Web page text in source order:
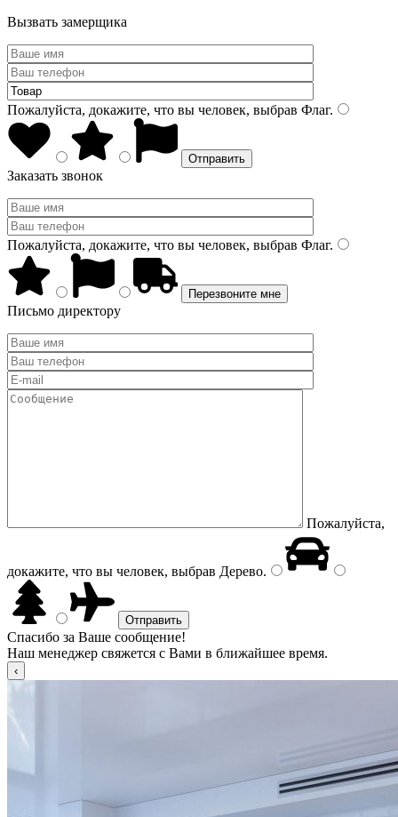
Вызвать замерщика
Пожалуйста, докажите, что вы человек, выбрав Флаг.
Заказать звонок
Пожалуйста, докажите, что вы человек, выбрав Флаг.
Письмо директору
Пожалуйста,
докажите, что вы человек, выбрав Дерево.
Спасибо за Ваше сообщение!
Наш менеджер свяжется с Вами в ближайшее время.